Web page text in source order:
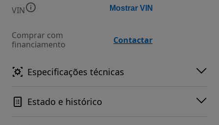
VIN Mostrar VIN
Comprar com
financiamento
Contactar
Especificações técnicas
Estado e histórico